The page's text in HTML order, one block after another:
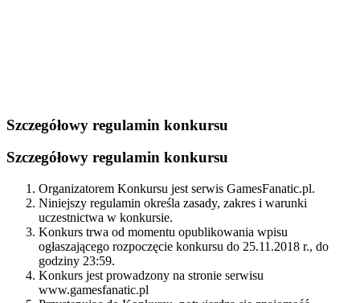
Szczegółowy regulamin konkursu
Szczegółowy regulamin konkursu
Organizatorem Konkursu jest serwis GamesFanatic.pl.
Niniejszy regulamin określa zasady, zakres i warunki
uczestnictwa w konkursie.
Konkurs trwa od momentu opublikowania wpisu
ogłaszającego rozpoczęcie konkursu do 25.11.2018 r., do
godziny 23:59.
Konkurs jest prowadzony na stronie serwisu
www.gamesfanatic.pl